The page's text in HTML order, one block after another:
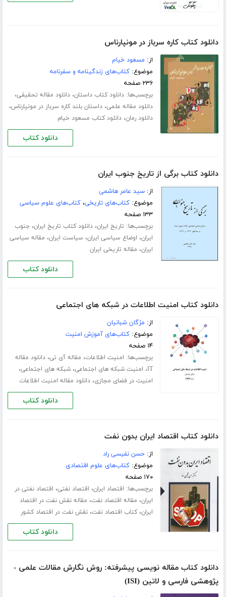
دانلود کتاب کاره سرباز در مونپارناس
از: مسعود خیام
موضوع:کتاب‌های زندگینامه و سفرنامه
۲۳۶ صفحه
برچسب‌ها:دانلود کتاب داستان،دانلود مقاله تحقیقی،
دانلود مقاله علمی،داستان بلند کاره سرباز در مونپارناس،
دانلود رمان،دانلود کتاب مسعود خیام
دانلود کتاب
دانلود کتاب برگی از تاریخ جنوب ایران
از:سید عامر هاشمی
موضوع:کتاب‌های تاریخی،کتاب‌های علوم سیاسی
۱۳۳ صفحه
برچسب‌ها: تاریخ ایران،دانلود کتاب تاریخ ایران، جنوب
ایران، اوضاع سیاسی ایران، سیاست ایران، مقاله سیاسی
ایران، مقاله تاریخی ایران
دانلود کتاب
دانلود کتاب امنیت اطلاعات در شبکه های اجتماعی
از: مژگان شبانیان
موضوع:کتاب‌های آموزش امنیت
۱۴ صفحه
برچسب‌ها: امنیت اطلاعات، مقاله آی تی،دانلود مقاله
IT، امنیت شبکه های اجتماعی،شبکه های اجتماعی،
امنیت در فضای مجازی،دانلود مقاله امنیت اطلاعات
دانلود کتاب
دانلود کتاب اقتصاد ایران بدون نفت
از:حسن نفیسی راد
موضوع:کتاب‌های علوم اقتصادی
۱۷۰ صفحه
برچسب‌ها: اقتصاد ایران، اقتصاد نفتی، اقتصاد نفتی در
ایران، مقاله اقتصاد نفت، مقاله نقش نفت در اقتصاد
ایران،کتاب اقتصاد نفت،نقش نفت در اقتصاد کشور
دانلود کتاب
دانلود کتاب مقاله نویسی پیشرفته: روش نگارش مقالات علمی -
پژوهشی فارسی و لاتین (ISI)